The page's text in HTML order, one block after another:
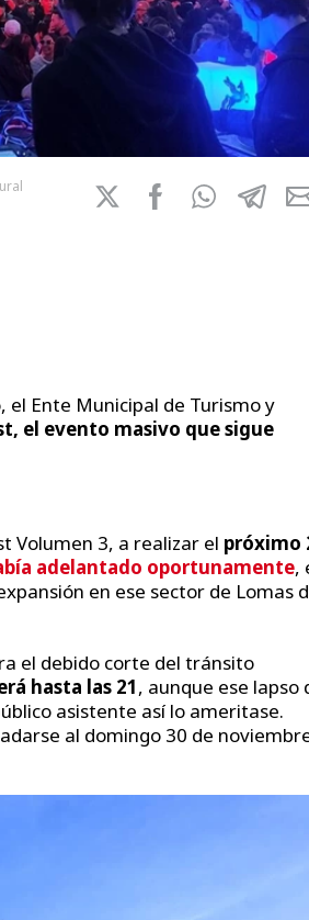
el Ente Municipal de Turismo y
el evento masivo que sigue
Volumen 3, a realizar el próximo
adelantado oportunamente,
en ese sector de Lomas
el debido corte del tránsito
hasta las 21, aunque ese lapso
asistente así lo ameritase.
al domingo 30 de